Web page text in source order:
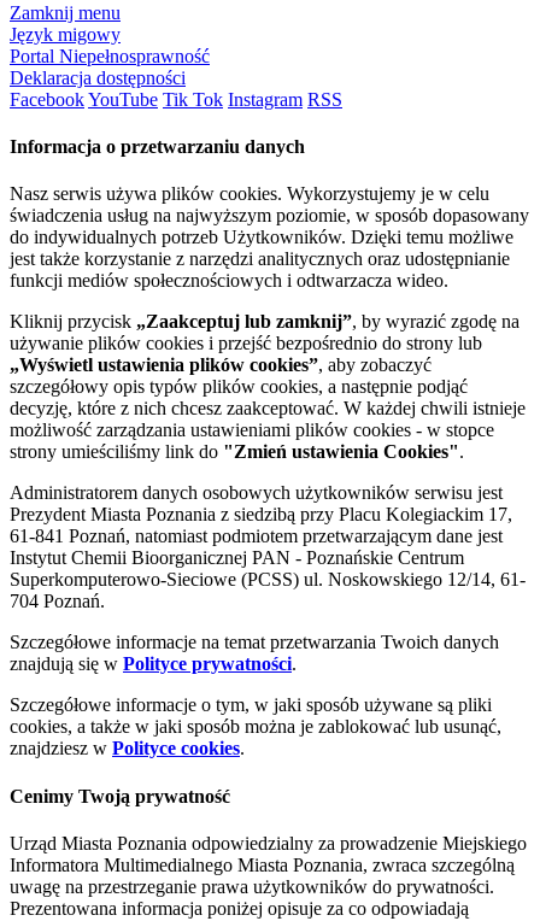
Zamknij menu
Język migowy
Portal Niepełnosprawność
Deklaracja dostępności
FacebookYouTube Tik Tok Instagram RSS
Informacja o przetwarzaniu danych
Nasz serwis używa plików cookies. Wykorzystujemy je w celu
świadczenia usług na najwyższym poziomie, w sposób dopasowany
do indywidualnych potrzeb Użytkowników. Dzięki temu możliwe
jest także korzystanie z narzędzi analitycznych oraz udostępnianie
funkcji mediów społecznościowych i odtwarzacza wideo.
Kliknij przycisk „Zaakceptuj lub zamknij”, by wyrazić zgodę na
używanie plików cookies i przejść bezpośrednio do strony lub
„Wyświetl ustawienia plików cookies”, aby zobaczyć
szczegółowy opis typów plików cookies, a następnie podjąć
decyzję, które z nich chcesz zaakceptować. W każdej chwili istnieje
możliwość zarządzania ustawieniami plików cookies - w stopce
strony umieściliśmy link do "Zmień ustawienia Cookies".
Administratorem danych osobowych użytkowników serwisu jest
Prezydent Miasta Poznania z siedzibą przy Placu Kolegiackim 17,
61-841 Poznań, natomiast podmiotem przetwarzającym dane jest
Instytut Chemii Bioorganicznej PAN - Poznańskie Centrum
Superkomputerowo-Sieciowe (PCSS) ul. Noskowskiego 12/14, 61-
704 Poznań.
Szczegółowe informacje na temat przetwarzania Twoich danych
znajdują się w Polityce prywatności.
Szczegółowe informacje o tym, w jaki sposób używane są pliki
cookies, a także w jaki sposób można je zablokować lub usunąć,
znajdziesz w Polityce cookies.
Cenimy Twoją prywatność
Urząd Miasta Poznania odpowiedzialny za prowadzenie Miejskiego
Informatora Multimedialnego Miasta Poznania, zwraca szczególną
uwagę na przestrzeganie prawa użytkowników do prywatności.
Prezentowana informacja poniżej opisuje za co odpowiadają